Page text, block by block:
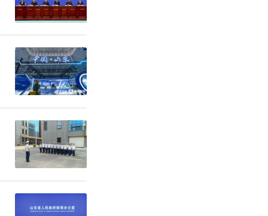
策划。
渭南、
国政协
本次采
赏。